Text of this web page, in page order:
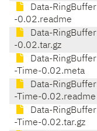
Data-RingBuffer
-0.02.readme
Data-RingBuffer
-0.02.tar.gz
Data-RingBuffer
-Time-0.02.meta
Data-RingBuffer
-Time-0.02.readme
Data-RingBuffer
-Time-0.02.tar.gz